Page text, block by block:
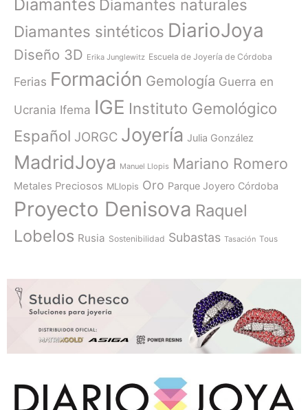
Diamantes Diamantes naturales
Diamantes sintéticos DiarioJoya
Diseño 3D Erika Junglewitz Escuela de Joyería de Córdoba
Ferias Formación Gemología Guerra en
Ucrania Ifema IGE Instituto Gemológico
Español JORGC Joyería Julia González
MadridJoya Manuel Llopis Mariano Romero
Metales Preciosos MLlopis Oro Parque Joyero Córdoba
Proyecto Denisova Raquel
Lobelos Rusia Sostenibilidad Subastas Tasación Tous